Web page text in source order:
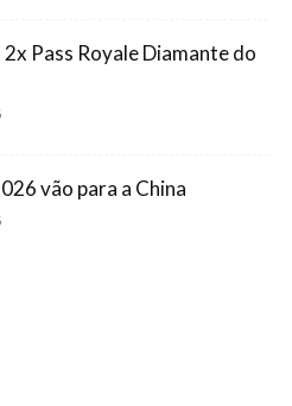
Pass Royale Diamante do
vão para a China